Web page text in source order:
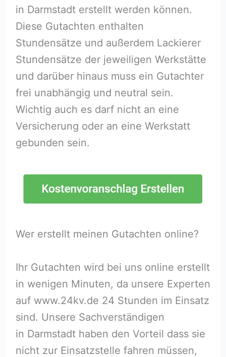
in Darmstadt erstellt werden können.
Diese Gutachten enthalten
Stundensätze und außerdem Lackierer
Stundensätze der jeweiligen Werkstätte
und darüber hinaus muss ein Gutachter
frei unabhängig und neutral sein.
Wichtig auch es darf nicht an eine
Versicherung oder an eine Werkstatt
gebunden sein.
Wer erstellt meinen Gutachten online?
Ihr Gutachten wird bei uns online erstellt
in wenigen Minuten, da unsere Experten
auf www.24kv.de 24 Stunden im Einsatz
sind. Unsere Sachverständigen
in Darmstadt haben den Vorteil dass sie
nicht zur Einsatzstelle fahren müssen,